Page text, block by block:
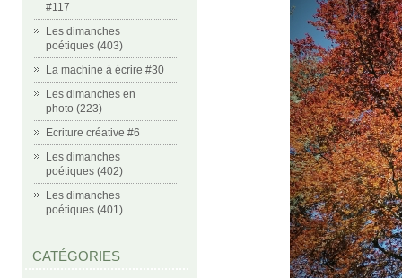
#117
Les dimanches
poétiques (403)
La machine à écrire #30
Les dimanches en
photo (223)
Ecriture créative #6
Les dimanches
poétiques (402)
Les dimanches
poétiques (401)
CATÉGORIES